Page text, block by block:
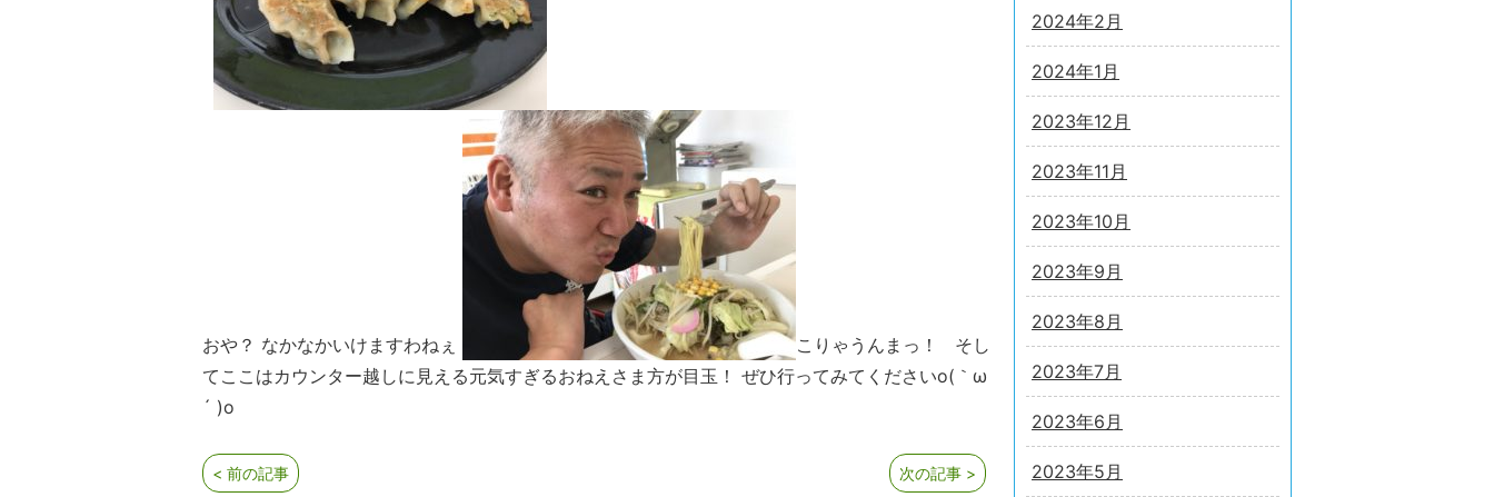
おや？ なかなかいけますわねぇ
こりゃうんまっ！ そし
てここはカウンター越しに見える元気すぎるおねえさま方が目玉！ ぜひ行ってみてくださいo(｀ω
´ )o
次の記事 >
< 前の記事
2024年2月
2024年1月
2023年12月
2023年11月
2023年10月
2023年9月
2023年8月
2023年7月
2023年6月
2023年5月